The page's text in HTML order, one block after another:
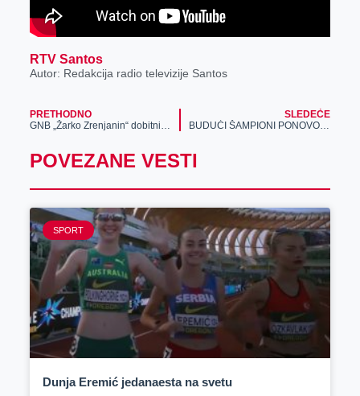
RTV Santos
Autor: Redakcija radio televizije Santos
PRETHODNO
GNB „Žarko Zrenjanin“ dobitnik je Svedočanstva o dobroti Srpskog filantropskog foruma za realizaciju manifestacije „Pesnička štafeta“
SLEDEĆE
BUDUĆI ŠAMPIONI PONOVO NA TERENU: Novi kontigent Meridian sport opreme sleteo u Kragujevac za potrebe malih fudbalera Aerodrom kids-a
POVEZANE VESTI
SPORT
Dunja Eremić jedanaesta na svetu